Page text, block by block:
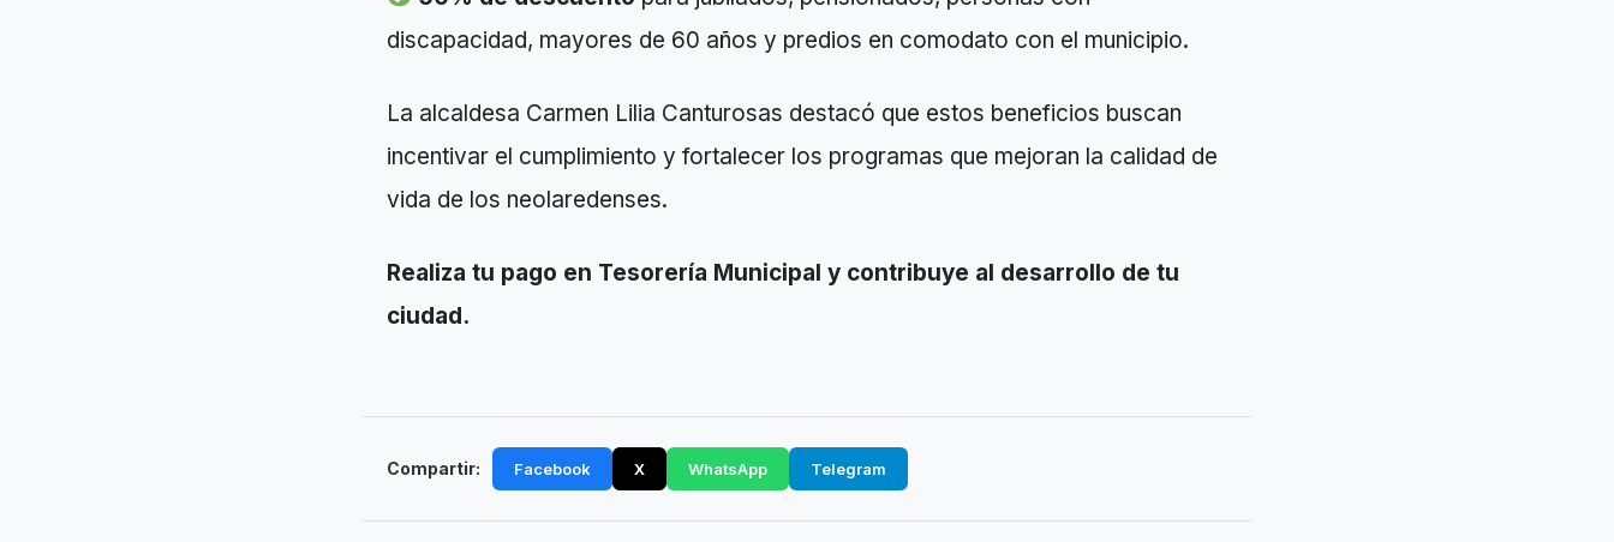
discapacidad, mayores de 60 años y predios en comodato con el municipio.
La alcaldesa Carmen Lilia Canturosas destacó que estos beneficios buscan
incentivar el cumplimiento y fortalecer los programas que mejoran la calidad de
vida de los neolaredenses.
Realiza tu pago en Tesorería Municipal y contribuye al desarrollo de tu
ciudad.
Compartir: Facebook X WhatsApp Telegram